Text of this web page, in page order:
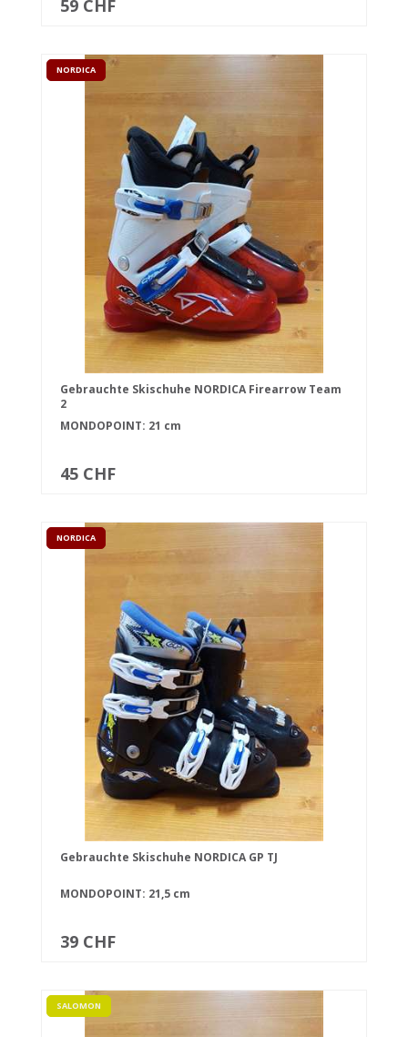
59 CHF
NORDICA
Gebrauchte Skischuhe NORDICA Firearrow Team
2
MONDOPOINT: 21 cm
45 CHF
NORDICA
Gebrauchte Skischuhe NORDICA GP TJ
MONDOPOINT: 21,5 cm
39 CHF
SALOMON